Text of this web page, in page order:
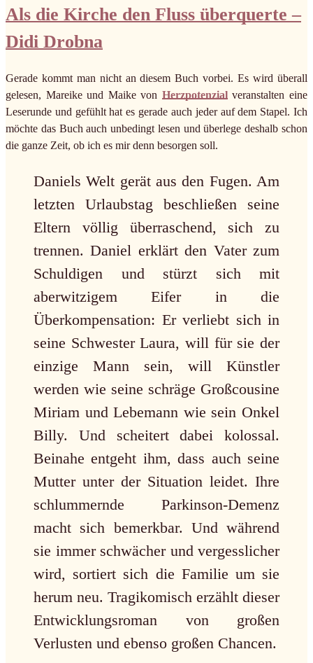
Als die Kirche den Fluss überquerte –
Didi Drobna
Gerade kommt man nicht an diesem Buch vorbei. Es wird überall
gelesen, Mareike und Maike von Herzpotenzialveranstalten eine
Leserunde und gefühlt hat es gerade auch jeder auf dem Stapel. Ich
möchte das Buch auch unbedingt lesen und überlege deshalb schon
die ganze Zeit, ob ich es mir denn besorgen soll.
Daniels Welt gerät aus den Fugen. Am
letzten Urlaubstag beschließen seine
Eltern völlig überraschend, sich zu
trennen. Daniel erklärt den Vater zum
Schuldigen und stürzt sich mit
aberwitzigem Eifer in die
Überkompensation: Er verliebt sich in
seine Schwester Laura, will für sie der
einzige Mann sein, will Künstler
werden wie seine schräge Großcousine
Miriam und Lebemann wie sein Onkel
Billy. Und scheitert dabei kolossal.
Beinahe entgeht ihm, dass auch seine
Mutter unter der Situation leidet. Ihre
schlummernde Parkinson-Demenz
macht sich bemerkbar. Und während
sie immer schwächer und vergesslicher
wird, sortiert sich die Familie um sie
herum neu. Tragikomisch erzählt dieser
Entwicklungsroman von großen
Verlusten und ebenso großen Chancen.